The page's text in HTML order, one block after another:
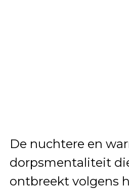
De nuchtere en
dorpsmentaliteit
ontbreekt volgens